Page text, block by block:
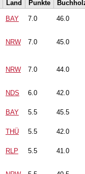
Land Punkte
BAY 7.0 46.0
NRW 7.0 45.0
NRW 7.0 44.0
NDS 6.0 42.0
BAY 5.5 45.5
THÜ 5.5 42.0
RLP 5.5 41.0